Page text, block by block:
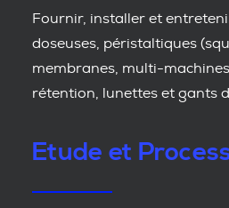
Fournir, installer et
doseuses, péristaltiques
membranes, multi-
rétention, lunettes et gants
Etude et